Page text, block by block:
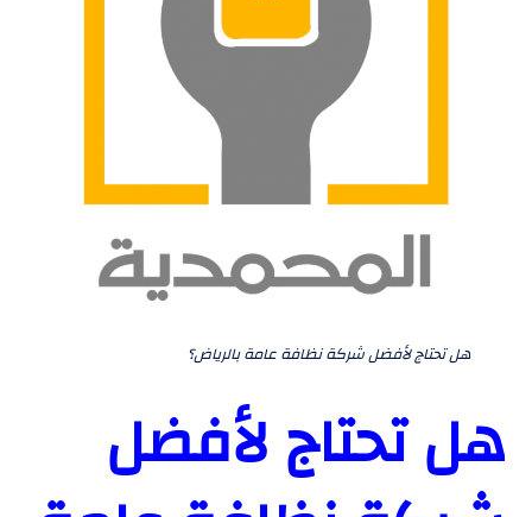
هل تحتاج لأفضل شركة نظافة عامة بالرياض؟
هل تحتاج لأفضل